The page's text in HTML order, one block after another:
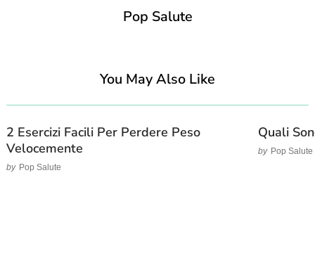
Pop Salute
You May Also Like
2 Esercizi Facili Per Perdere Peso
Velocemente
by Pop Salute
Quali
by Pop Salute